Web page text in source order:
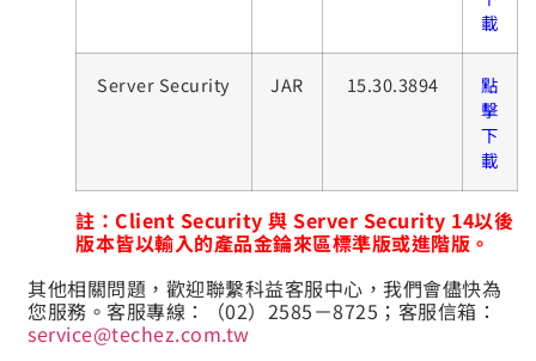
載
Server Security JAR 15.30.3894
點
擊
下
載
註：Client Security 與 Server Security 14以後
版本皆以輸入的產品金錀來區標準版或進階版。
其他相關問題，歡迎聯繫科益客服中心，我們會儘快為
您服務。客服專線：（02）2585－8725；客服信箱：
service@techez.com.tw